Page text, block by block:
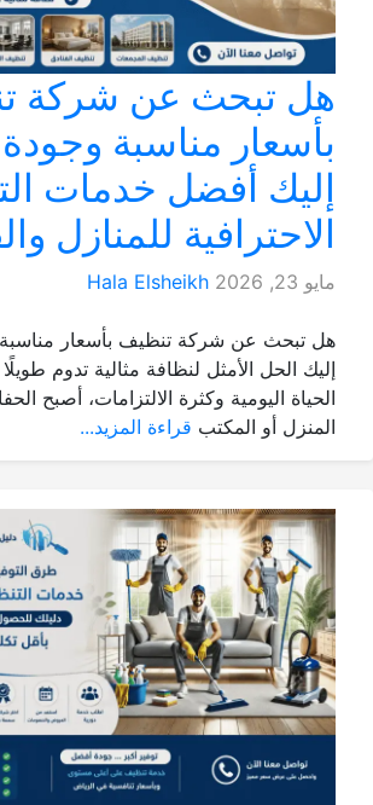
هل تبحث عن شركة
بأسعار مناسبة وجودة
إليك أفضل خدمات
الاحترافية للمنازل
مايو 23, 2026 Hala Elsheikh
هل تبحث عن شركة تنظيف بأسعار مناسبة
إليك الحل الأمثل لنظافة مثالية تدوم
الحياة اليومية وكثرة الالتزامات، أصبح
المنزل أو المكتب قراءة المزيد...